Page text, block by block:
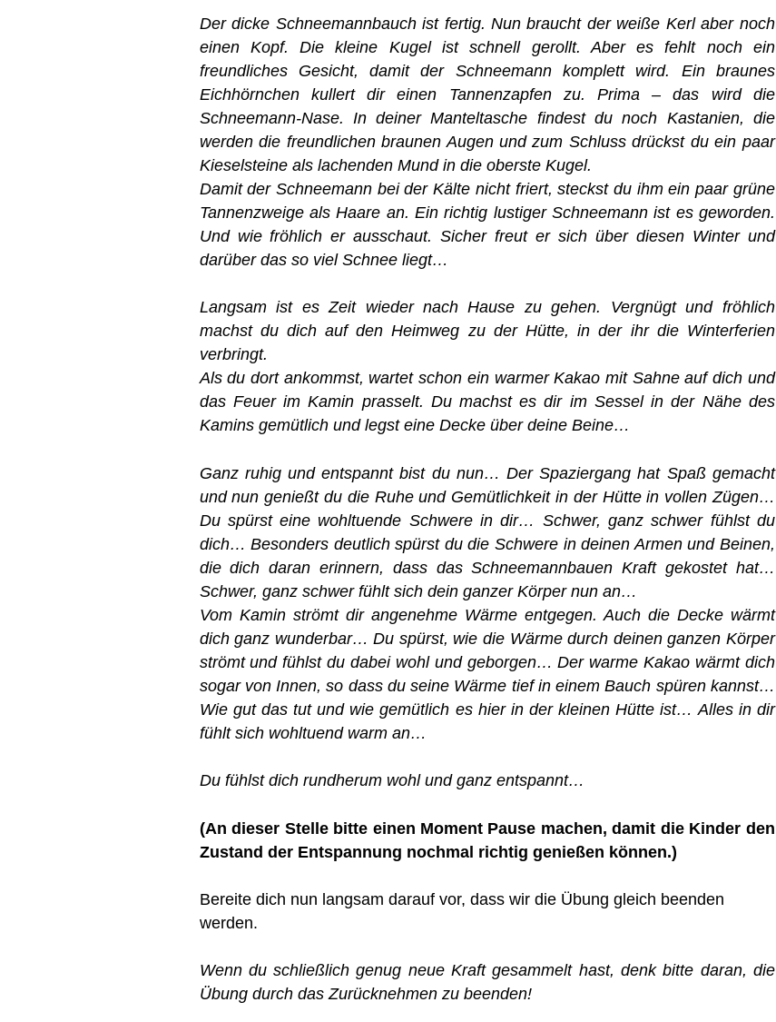
Der dicke Schneemannbauch ist fertig. Nun braucht der weiße Kerl aber noch
einen Kopf. Die kleine Kugel ist schnell gerollt. Aber es fehlt noch ein
freundliches Gesicht, damit der Schneemann komplett wird. Ein braunes
Eichhörnchen kullert dir einen Tannenzapfen zu. Prima – das wird die
Schneemann-Nase. In deiner Manteltasche findest du noch Kastanien, die
werden die freundlichen braunen Augen und zum Schluss drückst du ein paar
Kieselsteine als lachenden Mund in die oberste Kugel.
Damit der Schneemann bei der Kälte nicht friert, steckst du ihm ein paar grüne
Tannenzweige als Haare an. Ein richtig lustiger Schneemann ist es geworden.
Und wie fröhlich er ausschaut. Sicher freut er sich über diesen Winter und
darüber das so viel Schnee liegt…
Langsam ist es Zeit wieder nach Hause zu gehen. Vergnügt und fröhlich
machst du dich auf den Heimweg zu der Hütte, in der ihr die Winterferien
verbringt.
Als du dort ankommst, wartet schon ein warmer Kakao mit Sahne auf dich und
das Feuer im Kamin prasselt. Du machst es dir im Sessel in der Nähe des
Kamins gemütlich und legst eine Decke über deine Beine…
Ganz ruhig und entspannt bist du nun… Der Spaziergang hat Spaß gemacht
und nun genießt du die Ruhe und Gemütlichkeit in der Hütte in vollen Zügen…
Du spürst eine wohltuende Schwere in dir… Schwer, ganz schwer fühlst du
dich… Besonders deutlich spürst du die Schwere in deinen Armen und Beinen,
die dich daran erinnern, dass das Schneemannbauen Kraft gekostet hat…
Schwer, ganz schwer fühlt sich dein ganzer Körper nun an…
Vom Kamin strömt dir angenehme Wärme entgegen. Auch die Decke wärmt
dich ganz wunderbar… Du spürst, wie die Wärme durch deinen ganzen Körper
strömt und fühlst du dabei wohl und geborgen… Der warme Kakao wärmt dich
sogar von Innen, so dass du seine Wärme tief in einem Bauch spüren kannst…
Wie gut das tut und wie gemütlich es hier in der kleinen Hütte ist… Alles in dir
fühlt sich wohltuend warm an…
Du fühlst dich rundherum wohl und ganz entspannt…
(An dieser Stelle bitte einen Moment Pause machen, damit die Kinder den
Zustand der Entspannung nochmal richtig genießen können.)
Bereite dich nun langsam darauf vor, dass wir die Übung gleich beenden
werden.
Wenn du schließlich genug neue Kraft gesammelt hast, denk bitte daran, die
Übung durch das Zurücknehmen zu beenden!